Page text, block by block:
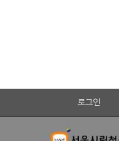
로그인